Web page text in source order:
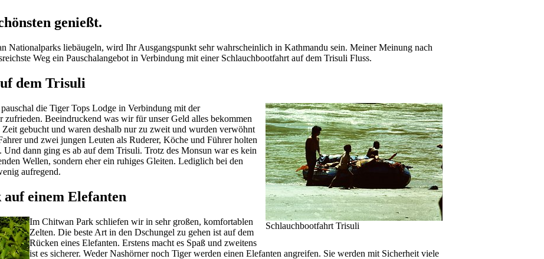
genießt.
Nationalparks liebäugeln, wird Ihr Ausgangspunkt sehr wahrscheinlich in Kathmandu sein. Meiner Meinung nach
Weg ein Pauschalangebot in Verbindung mit einer Schlauchbootfahrt auf dem Trisuli Fluss.
dem Trisuli
Schlauchbootfahrt Trisuli
die Tiger Tops Lodge in Verbindung mit der
zufrieden. Beeindruckend was wir für unser Geld alles bekommen
gebucht und waren deshalb nur zu zweit und wurden verwöhnt
und zwei jungen Leuten als Ruderer, Köche und Führer holten
dann ging es ab auf dem Trisuli. Trotz des Monsun war es kein
Wellen, sondern eher ein ruhiges Gleiten. Lediglich bei den
aufregend.
einem Elefanten
Im Chitwan Park schliefen wir in sehr großen, komfortablen
Zelten. Die beste Art in den Dschungel zu gehen ist auf dem
Rücken eines Elefanten. Erstens macht es Spaß und zweitens
ist es sicherer. Weder Nashörner noch Tiger werden einen Elefanten angreifen. Sie werden mit Sicherheit viele